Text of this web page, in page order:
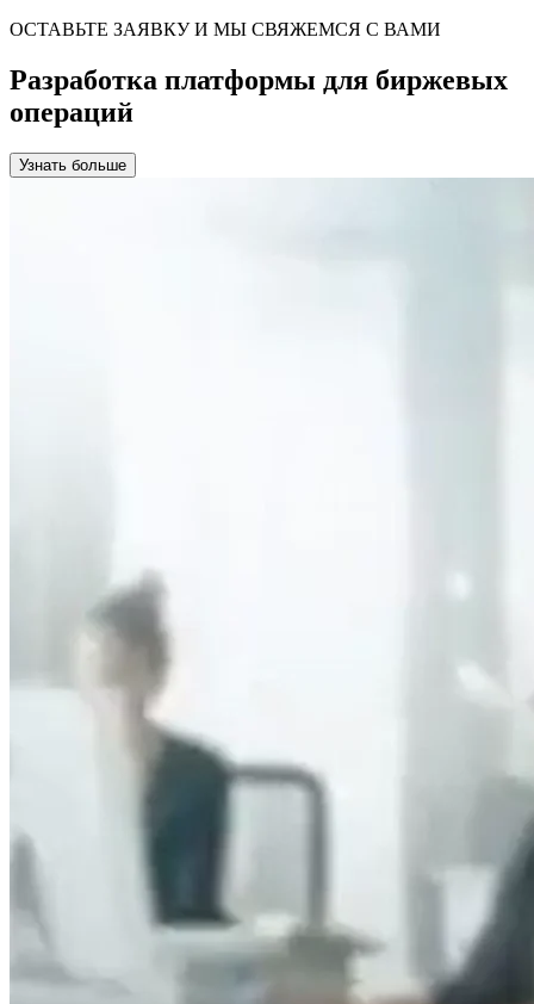
ОСТАВЬТЕ ЗАЯВКУ И МЫ СВЯЖЕМСЯ С ВАМИ
Разработка платформы для биржевых
операций
Узнать больше